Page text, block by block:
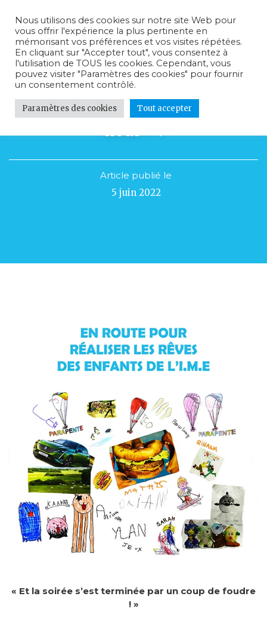
Rétrospective « Notre Rêve à
nous » !
Article publié le
5 juin 2022
« Et la soirée s’est terminée par un coup de foudre
! »
Nous utilisons des cookies sur notre site Web pour
vous offrir l'expérience la plus pertinente en
mémorisant vos préférences et vos visites répétées.
En cliquant sur "Accepter tout", vous consentez à
l'utilisation de TOUS les cookies. Cependant, vous
pouvez visiter "Paramètres des cookies" pour fournir
un consentement contrôlé.
Paramètres des cookies Tout accepter